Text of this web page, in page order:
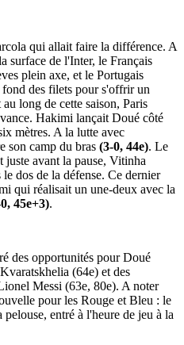
qui allait faire la différence. A
surface de l'Inter, le Français
plein axe, et le Portugais
des filets pour s'offrir un
long de cette saison, Paris
Hakimi lançait Doué côté
mètres. A la lutte avec
son camp du bras (3-0, 44e). Le
avant la pause, Vitinha
dos de la défense. Ce dernier
qui réalisait un une-deux avec la
45e+3).
des opportunités pour Doué
(64e) et des
Messi (63e, 80e). A noter
pour les Rouge et Bleu : le
entré à l'heure de jeu à la